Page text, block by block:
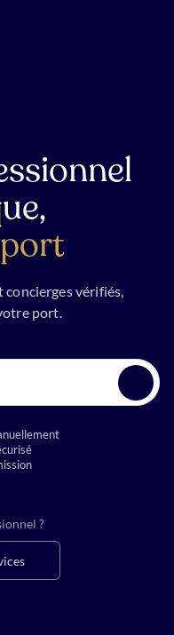
concierges vérifiés,
port.
?